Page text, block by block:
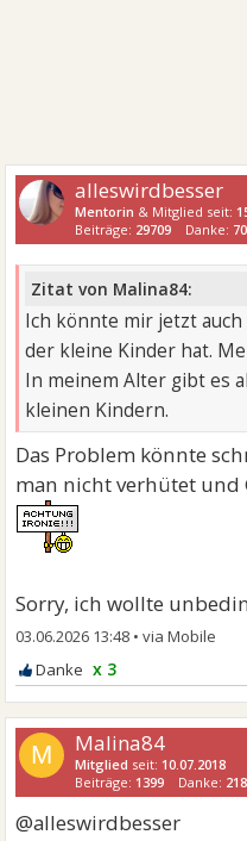
alleswirdbesser
Mentorin & Mitglied seit:
Beiträge: 29709 Danke:
Zitat von Malina84:
Ich könnte mir jetzt
der kleine Kinder hat.
In meinem Alter gibt es
kleinen Kindern.
Das Problem könnte
man nicht verhütet und
Sorry, ich wollte
03.06.2026 13:48 •
x 3
M Malina84
Mitglied seit: 10.07.2018
Beiträge: 1399 Danke:
@alleswirdbesser